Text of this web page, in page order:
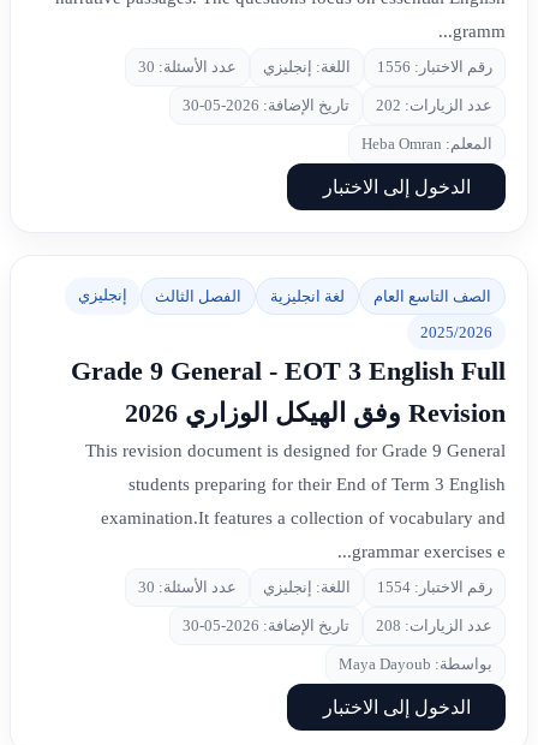
gramm...
رقم الاختبار: 1556 اللغة: إنجليزي عدد الأسئلة: 30
عدد الزيارات: 202 تاريخ الإضافة: 2026-05-30
المعلم: Heba Omran
الدخول إلى الاختبار
الصف التاسع العام لغة انجليزية الفصل الثالث إنجليزي
2025/2026
Grade 9 General - EOT 3 English Full
Revision وفق الهيكل الوزاري 2026
This revision document is designed for Grade 9 General
students preparing for their End of Term 3 English
examination.It features a collection of vocabulary and
grammar exercises e...
رقم الاختبار: 1554 اللغة: إنجليزي عدد الأسئلة: 30
عدد الزيارات: 208 تاريخ الإضافة: 2026-05-30
بواسطة: Maya Dayoub
الدخول إلى الاختبار